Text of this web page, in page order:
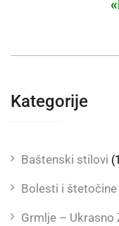
Kategorije
Baštenski stilovi
Bolesti i štetočine
Grmlje – Ukrasno